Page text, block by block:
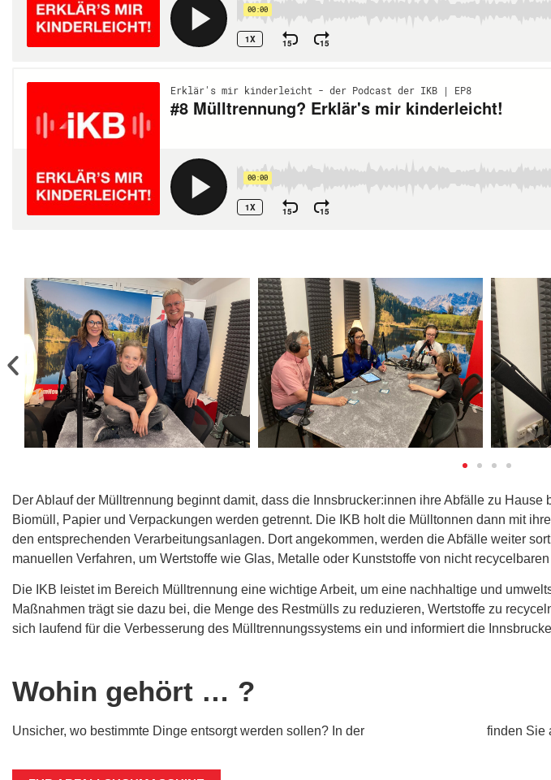
Der Ablauf der Mülltrennung beginnt damit, dass die Innsbrucker:innen ihre Abfälle zu Hause
Biomüll, Papier und Verpackungen werden getrennt. Die IKB holt die Mülltonnen dann mit
den entsprechenden Verarbeitungsanlagen. Dort angekommen, werden die Abfälle weiter
manuellen Verfahren, um Wertstoffe wie Glas, Metalle oder Kunststoffe von nicht
Die IKB leistet im Bereich Mülltrennung eine wichtige Arbeit, um eine nachhaltige und
Maßnahmen trägt sie dazu bei, die Menge des Restmülls zu reduzieren, Wertstoffe zu
sich laufend für die Verbesserung des Mülltrennungssystems ein und informiert die
Wohin gehört … ?
Unsicher, wo bestimmte Dinge entsorgt werden sollen? In der finden Sie